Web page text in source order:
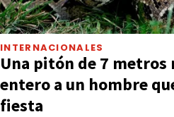
INTERNACIONALES
Una pitón de 7
entero a un hombre
fiesta